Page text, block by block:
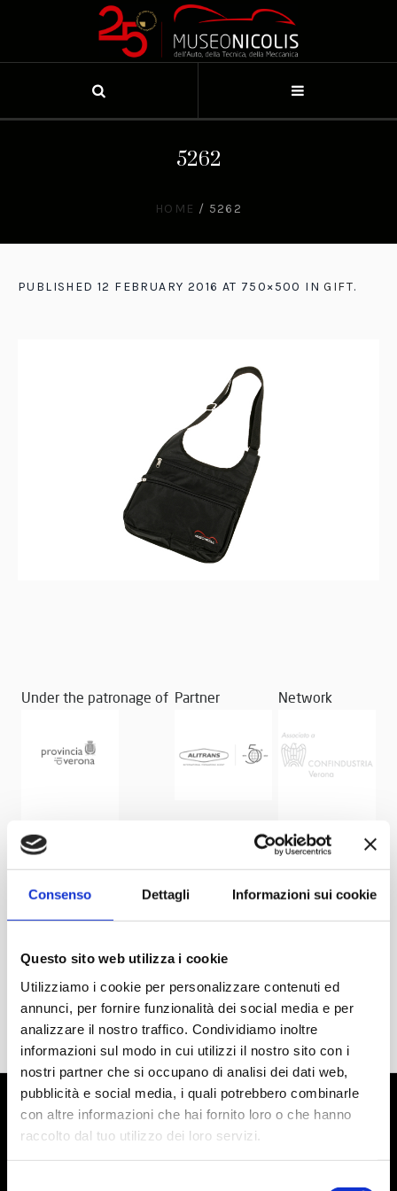
Consenso Dettagli Informazioni sui cookie
Questo sito web utilizza i cookie
Utilizziamo i cookie per personalizzare contenuti ed
annunci, per fornire funzionalità dei social media e per
analizzare il nostro traffico. Condividiamo inoltre
informazioni sul modo in cui utilizzi il nostro sito con i
nostri partner che si occupano di analisi dei dati web,
pubblicità e social media, i quali potrebbero combinarle
con altre informazioni che hai fornito loro o che hanno
raccolto dal tuo utilizzo dei loro servizi.
5262
HOME / 5262
PUBLISHED 12 FEBRUARY 2016 AT 750×500 INGIFT.
Under the patronage of Partner Network